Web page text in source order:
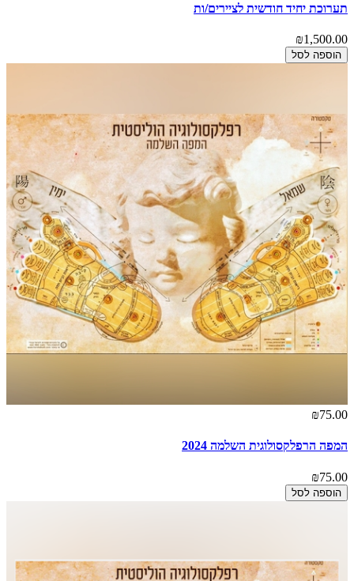
תערוכת יחיד חודשית לציירים/ות
₪1,500.00
הוספה לסל
₪75.00
המפה הרפלקסולוגית השלמה 2024
₪75.00
הוספה לסל